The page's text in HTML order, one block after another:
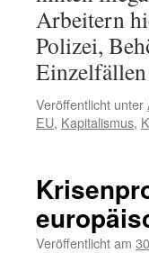
Arbeitern
Polizei,
Veröffentlicht unter
EU, Kapitalismus,
Veröffentlicht am